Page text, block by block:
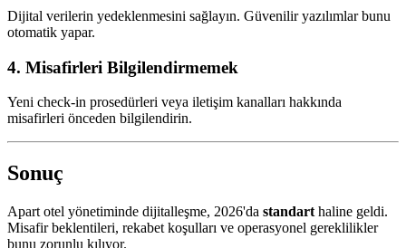
Dijital verilerin yedeklenmesini sağlayın. Güvenilir yazılımlar bunu
otomatik yapar.
4. Misafirleri Bilgilendirmemek
Yeni check-in prosedürleri veya iletişim kanalları hakkında
misafirleri önceden bilgilendirin.
Sonuç
Apart otel yönetiminde dijitalleşme, 2026'da standart haline geldi.
Misafir beklentileri, rekabet koşulları ve operasyonel gereklilikler
bunu zorunlu kılıyor.